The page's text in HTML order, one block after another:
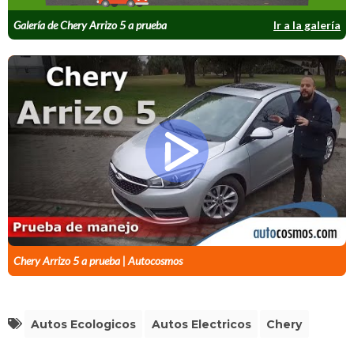
Galería de Chery Arrizo 5 a prueba Ir a la galería
Chery Arrizo 5 a prueba | Autocosmos
Autos Ecologicos Autos Electricos Chery